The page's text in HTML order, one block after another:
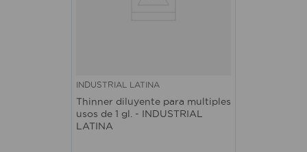
INDUSTRIAL LATINA
Thinner diluyente para multiples
usos de 1 gl. - INDUSTRIAL
LATINA